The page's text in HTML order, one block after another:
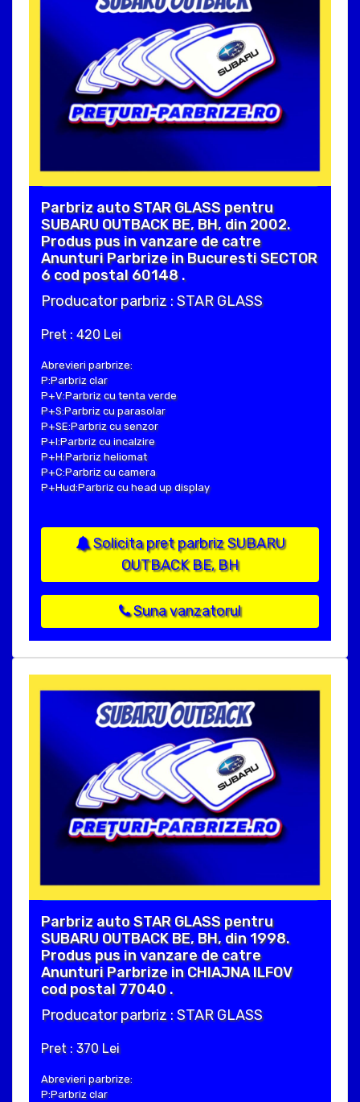
Parbriz auto STAR GLASS pentru
SUBARU OUTBACK BE, BH, din 2002.
Produs pus in vanzare de catre
Anunturi Parbrize in Bucuresti SECTOR
6 cod postal 60148 .
Producator parbriz : STAR GLASS
Pret : 420 Lei
Abrevieri parbrize:
P:Parbriz clar
P+V:Parbriz cu tenta verde
P+S:Parbriz cu parasolar
P+SE:Parbriz cu senzor
P+I:Parbriz cu incalzire
P+H:Parbriz heliomat
P+C:Parbriz cu camera
P+Hud:Parbriz cu head up display
Solicita pret parbriz SUBARU
OUTBACK BE, BH
Suna vanzatorul
Parbriz auto STAR GLASS pentru
SUBARU OUTBACK BE, BH, din 1998.
Produs pus in vanzare de catre
Anunturi Parbrize in CHIAJNA ILFOV
cod postal 77040 .
Producator parbriz : STAR GLASS
Pret : 370 Lei
Abrevieri parbrize:
P:Parbriz clar